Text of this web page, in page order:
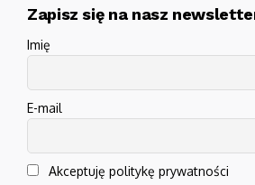
Zapisz się na nasz
Imię
E-mail
Akceptuję politykę prywatności